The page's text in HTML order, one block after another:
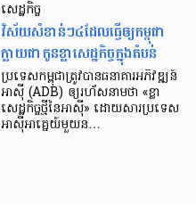
សេដ្ឋកិច្ច​
វិស័យ​សំខាន់ៗ​៤​ដែល​ធ្វើ​ឲ្យ​កម្ពុជា​
ក្លាយ​ជា​កូន​ខ្លា​សេដ្ឋកិច្ច​ក្នុង​តំបន់
ប្រទេស​កម្ពុជា​ត្រូវ​បាន​ធនាគារ​អភិវឌ្ឍន៍​
អាស៊ី (ADB) ឲ្យ​រហ័ស​នាមថា «ខ្លា​
សេដ្ឋកិច្ច​ថ្មី​នៃ​អាស៊ី» ដោយសារ​ប្រទេស​
អាស៊ី​អាគ្នេយ៍​មួយ​ន…